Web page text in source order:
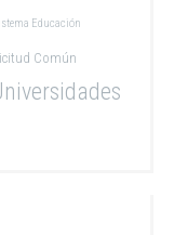
Educación
Común